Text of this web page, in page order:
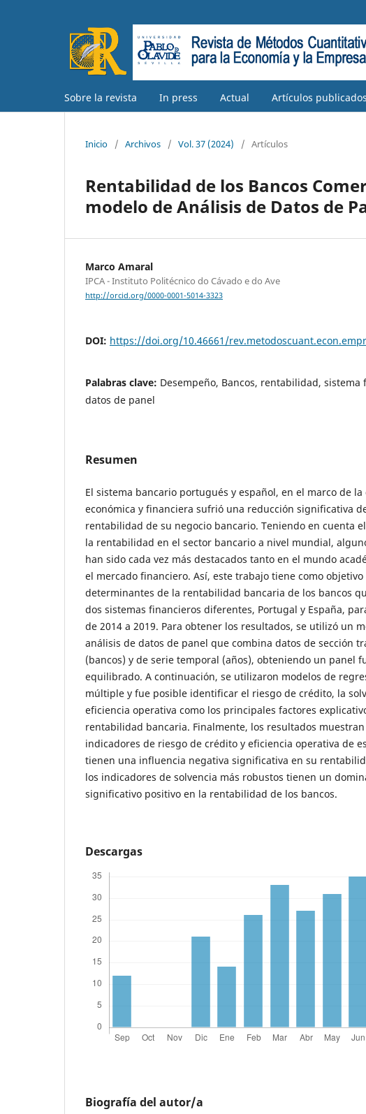
Sobre la revista In press Actual Artículos publicados
Inicio / Archivos / Vol. 37 (2024) / Artículos
Rentabilidad de los Bancos
modelo de Análisis de Datos de
Marco Amaral
IPCA - Instituto Politécnico do Cávado e do Ave
http://orcid.org/0000-0001-5014-3323
DOI: https://doi.org/10.46661/
Palabras clave: Desempeño, Bancos, rentabilidad, sistema
datos de panel
Resumen
El sistema bancario portugués y español, en el marco de la
económica y financiera sufrió una reducción significativa
rentabilidad de su negocio bancario. Teniendo en cuenta
la rentabilidad en el sector bancario a nivel mundial,
han sido cada vez más destacados tanto en el mundo
el mercado financiero. Así, este trabajo tiene como objetivo
determinantes de la rentabilidad bancaria de los bancos
dos sistemas financieros diferentes, Portugal y España,
de 2014 a 2019. Para obtener los resultados, se utilizó un
análisis de datos de panel que combina datos de sección
(bancos) y de serie temporal (años), obteniendo un panel
equilibrado. A continuación, se utilizaron modelos de
múltiple y fue posible identificar el riesgo de crédito, la
eficiencia operativa como los principales factores
rentabilidad bancaria. Finalmente, los resultados
indicadores de riesgo de crédito y eficiencia operativa de
tienen una influencia negativa significativa en su
los indicadores de solvencia más robustos tienen un
significativo positivo en la rentabilidad de los bancos.
Descargas
Biografía del autor/a